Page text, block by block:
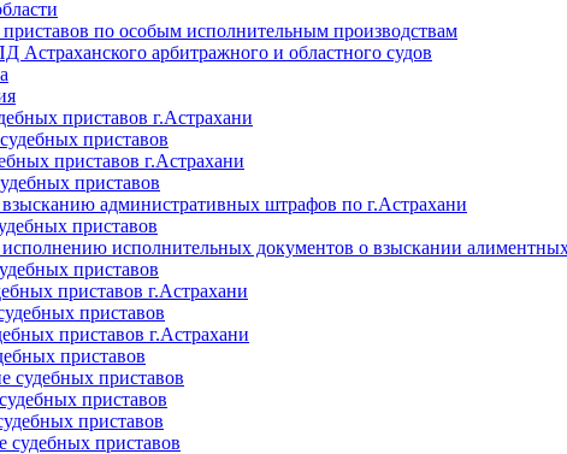
по особым исполнительным производствам
арбитражного и областного судов
приставов г.Астрахани
приставов
приставов г.Астрахани
приставов
административных штрафов по г.Астрахани
приставов
исполнительных документов о взыскании
приставов
приставов г.Астрахани
приставов
приставов г.Астрахани
приставов
судебных приставов
приставов
приставов
судебных приставов